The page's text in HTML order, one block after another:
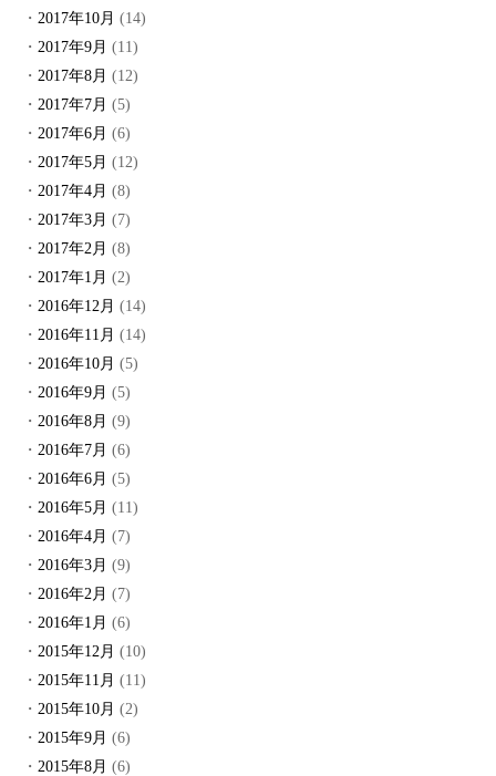
2017年10月 (14)
2017年9月 (11)
2017年8月 (12)
2017年7月 (5)
2017年6月 (6)
2017年5月 (12)
2017年4月 (8)
2017年3月 (7)
2017年2月 (8)
2017年1月 (2)
2016年12月 (14)
2016年11月 (14)
2016年10月 (5)
2016年9月 (5)
2016年8月 (9)
2016年7月 (6)
2016年6月 (5)
2016年5月 (11)
2016年4月 (7)
2016年3月 (9)
2016年2月 (7)
2016年1月 (6)
2015年12月 (10)
2015年11月 (11)
2015年10月 (2)
2015年9月 (6)
2015年8月 (6)